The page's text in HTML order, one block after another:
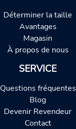
Déterminer la taille
Avantages
Magasin
À propos de nous
SERVICE
Questions fréquentes
Blog
Devenir Revendeur
Contact